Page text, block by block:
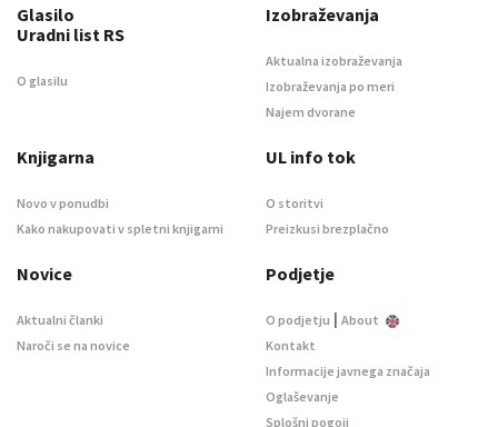
Glasilo
Uradni list RS
O glasilu
Izobraževanja
Aktualna izobraževanja
Izobraževanja po meri
Najem dvorane
Knjigarna
Novo v ponudbi
Kako nakupovati v spletni knjigarni
UL info tok
O storitvi
Preizkusi brezplačno
Novice
Aktualni članki
Naroči se na novice
Podjetje
O podjetju | About
Kontakt
Informacije javnega značaja
Oglaševanje
Splošni pogoji